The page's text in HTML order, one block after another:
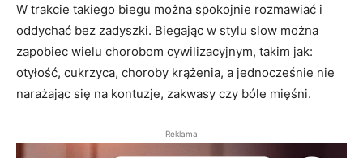
W trakcie takiego biegu można spokojnie rozmawiać i
oddychać bez zadyszki. Biegając w stylu slow można
zapobiec wielu chorobom cywilizacyjnym, takim jak:
otyłość, cukrzyca, choroby krążenia, a jednocześnie nie
narażając się na kontuzje, zakwasy czy bóle mięśni.
Reklama